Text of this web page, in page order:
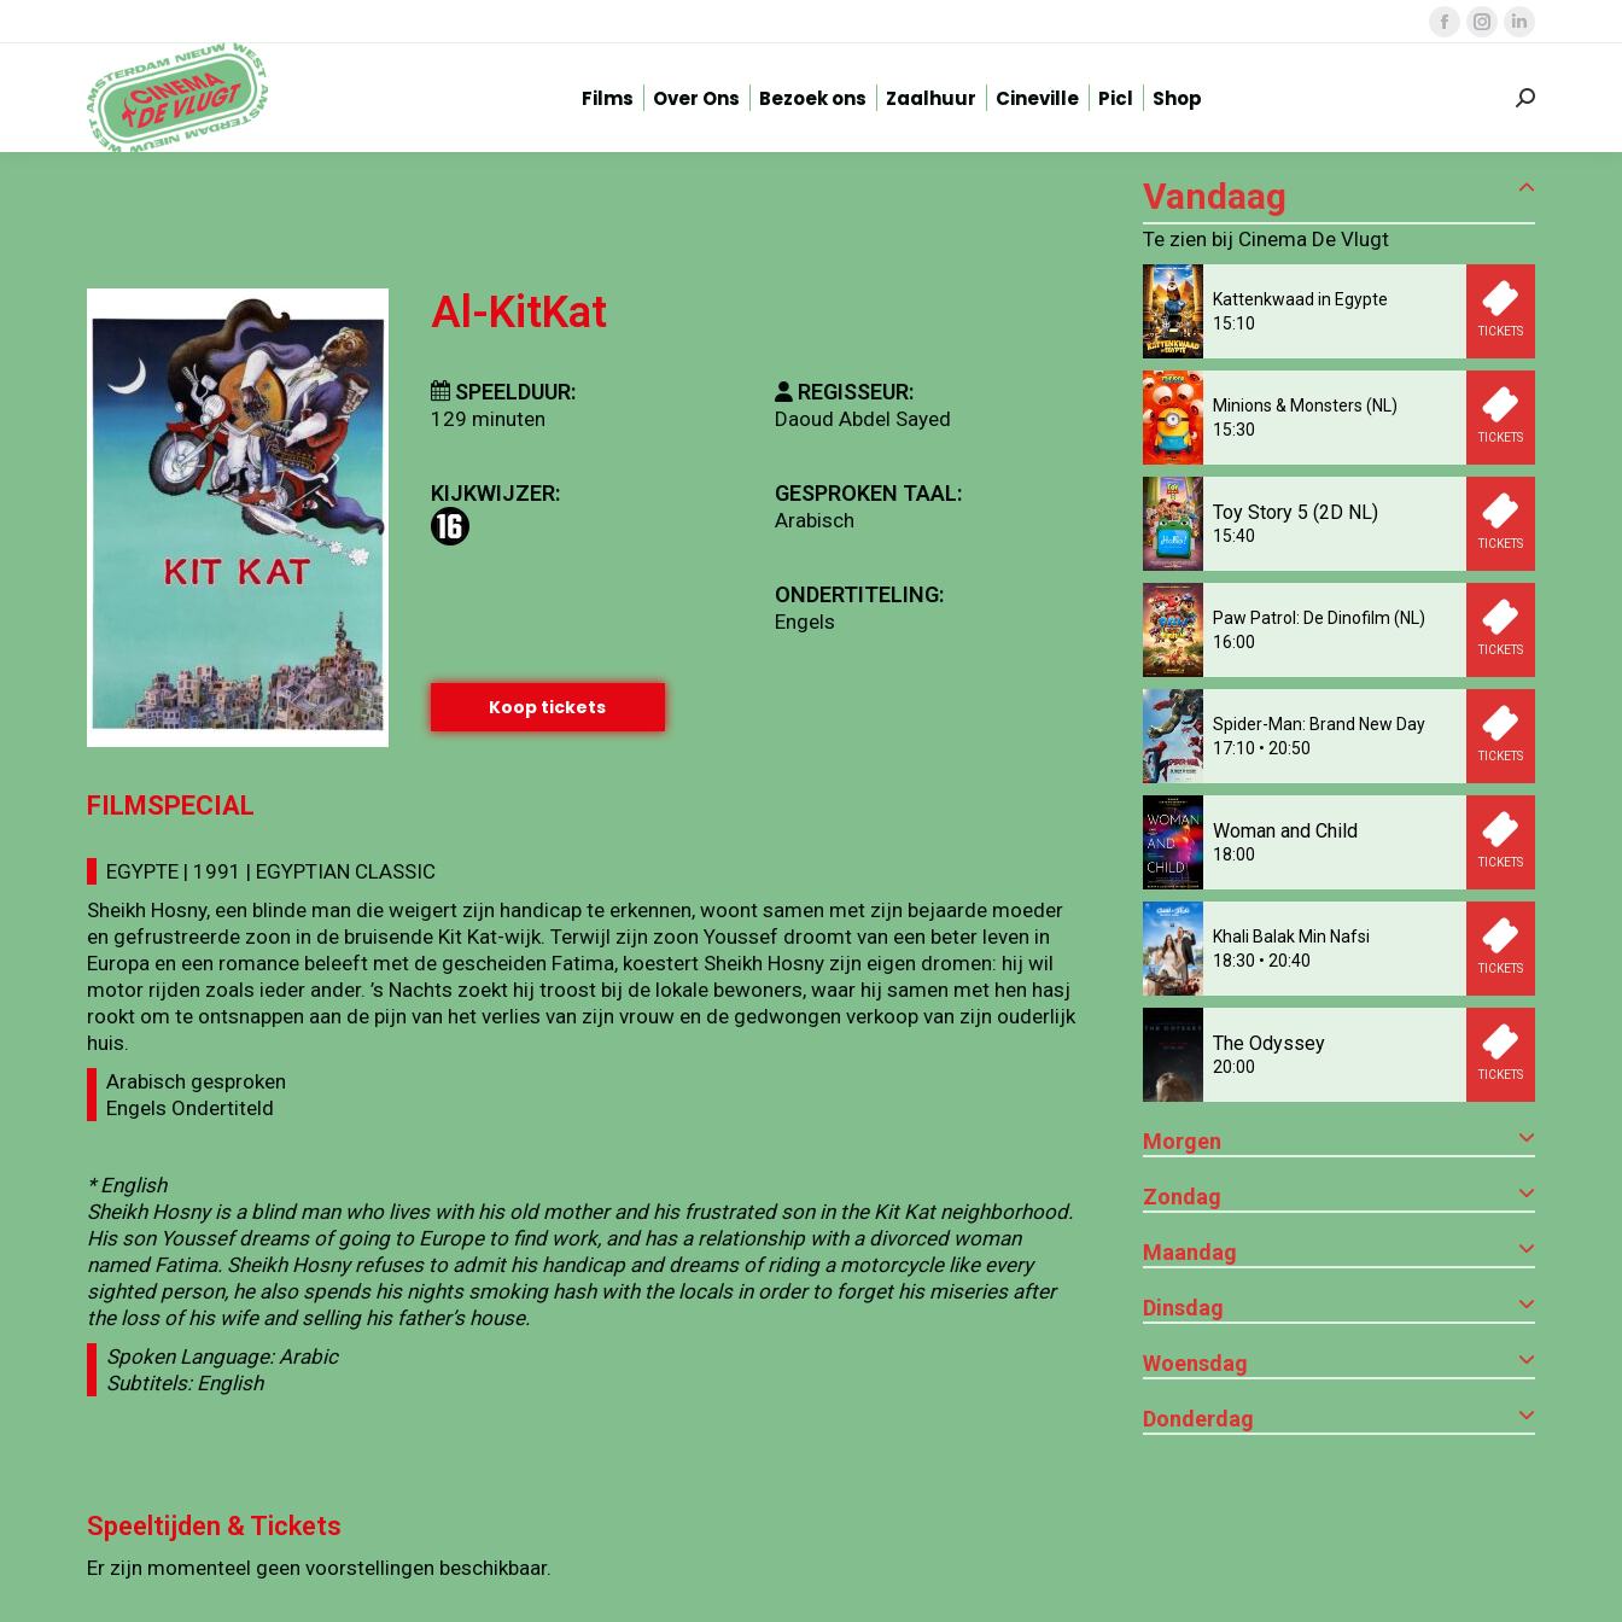
Facebook
Instagram
opens
window
Linkedin
opens
window
Films Over Ons Bezoek ons Zaalhuur Cineville Picl Shop Zoeken:
Al-KitKat
SPEELDUUR:
129 minuten
KIJKWIJZER:
REGISSEUR:
Daoud Abdel Sayed
GESPROKEN TAAL:
Arabisch
ONDERTITELING:
Engels
Koop tickets
FILMSPECIAL
EGYPTE | 1991 | EGYPTIAN CLASSIC
Sheikh Hosny, een blinde man die weigert zijn handicap te erkennen, woont samen met zijn bejaarde moeder
en gefrustreerde zoon in de bruisende Kit Kat-wijk. Terwijl zijn zoon Youssef droomt van een beter leven in
Europa en een romance beleeft met de gescheiden Fatima, koestert Sheikh Hosny zijn eigen dromen: hij wil
motor rijden zoals ieder ander. ’s Nachts zoekt hij troost bij de lokale bewoners, waar hij samen met hen hasj
rookt om te ontsnappen aan de pijn van het verlies van zijn vrouw en de gedwongen verkoop van zijn ouderlijk
huis.
Arabisch gesproken
Engels Ondertiteld
* English
Sheikh Hosny is a blind man who lives with his old mother and his frustrated son in the Kit Kat neighborhood.
His son Youssef dreams of going to Europe to find work, and has a relationship with a divorced woman
named Fatima. Sheikh Hosny refuses to admit his handicap and dreams of riding a motorcycle like every
sighted person, he also spends his nights smoking hash with the locals in order to forget his miseries after
the loss of his wife and selling his father’s house.
Spoken Language: Arabic
Subtitels: English
Speeltijden & Tickets
Er zijn momenteel geen voorstellingen beschikbaar.
Vandaag
Te zien bij Cinema De Vlugt
Kattenkwaad in Egypte
15:10
TICKETS
Minions & Monsters (NL)
15:30
TICKETS
Toy Story 5 (2D NL)
15:40 TICKETS
Paw Patrol: De Dinofilm (NL)
16:00
TICKETS
Spider-Man: Brand New Day
17:10 • 20:50 TICKETS
Woman and Child
18:00 TICKETS
Khali Balak Min Nafsi
18:30 • 20:40 TICKETS
The Odyssey
20:00 TICKETS
Morgen
Zondag
Maandag
Dinsdag
Woensdag
Donderdag